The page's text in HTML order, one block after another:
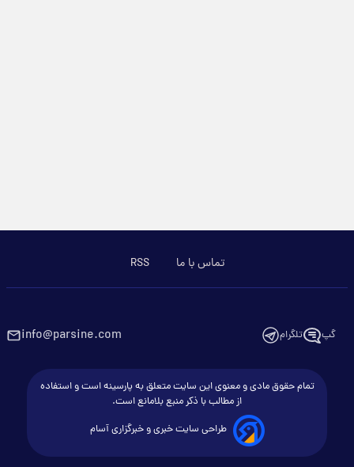
تماس با ما RSS
گپ تلگرام info@parsine.com
تمام حقوق مادی و معنوی این سایت متعلق به پارسینه است و استفاده
از مطالب با ذکر منبع بلامانع است.
طراحی سایت خبری و خبرگزاری آسام